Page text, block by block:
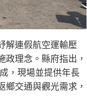
解連假航空運輸壓
理念。縣府指出，
，現場並提供年長
交通與觀光需求，